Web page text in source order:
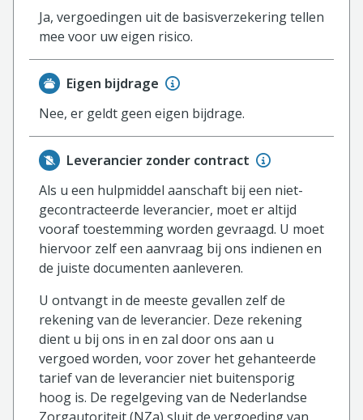
Ja, vergoedingen uit de basisverzekering tellen
mee voor uw eigen risico.
Eigen bijdrage
Nee, er geldt geen eigen bijdrage.
Leverancier zonder contract
Als u een hulpmiddel aanschaft bij een niet-
gecontracteerde leverancier, moet er altijd
vooraf toestemming worden gevraagd. U moet
hiervoor zelf een aanvraag bij ons indienen en
de juiste documenten aanleveren.
U ontvangt in de meeste gevallen zelf de
rekening van de leverancier. Deze rekening
dient u bij ons in en zal door ons aan u
vergoed worden, voor zover het gehanteerde
tarief van de leverancier niet buitensporig
hoog is. De regelgeving van de Nederlandse
Zorgautoriteit (NZa) sluit de vergoeding van